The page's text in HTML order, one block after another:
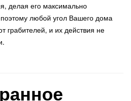
делая его максимально
любой угол Вашего дома
грабителей, и их действия не